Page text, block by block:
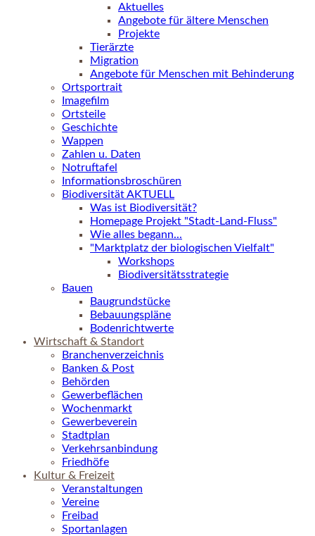
Aktuelles
Angebote für ältere Menschen
Projekte
Tierärzte
Migration
Angebote für Menschen mit Behinderung
Ortsportrait
Imagefilm
Ortsteile
Geschichte
Wappen
Zahlen u. Daten
Notruftafel
Informationsbroschüren
Biodiversität AKTUELL
Was ist Biodiversität?
Homepage Projekt "Stadt-Land-Fluss"
Wie alles begann...
"Marktplatz der biologischen Vielfalt"
Workshops
Biodiversitätsstrategie
Bauen
Baugrundstücke
Bebauungspläne
Bodenrichtwerte
Wirtschaft & Standort
Branchenverzeichnis
Banken & Post
Behörden
Gewerbeflächen
Wochenmarkt
Gewerbeverein
Stadtplan
Verkehrsanbindung
Friedhöfe
Kultur & Freizeit
Veranstaltungen
Vereine
Freibad
Sportanlagen